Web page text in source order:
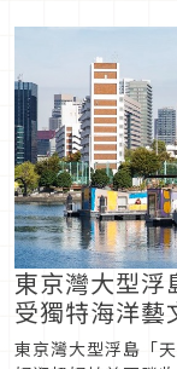
東京灣大型
受獨特海洋藝
東京灣大型浮島「